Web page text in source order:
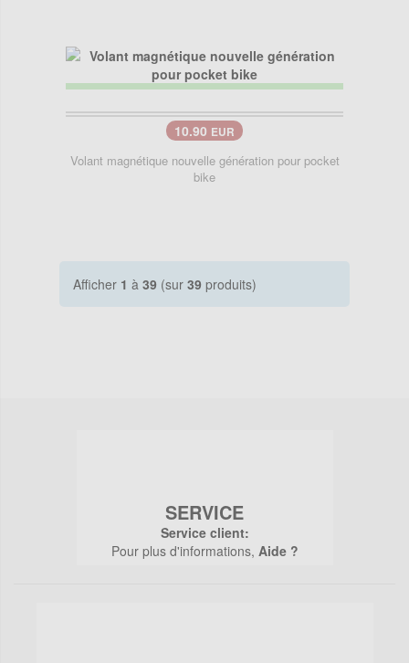
10.90 EUR
Volant magnétique nouvelle génération pour pocket
bike
Afficher 1 à 39 (sur 39 produits)
SERVICE
Service client:
Pour plus d'informations, Aide ?